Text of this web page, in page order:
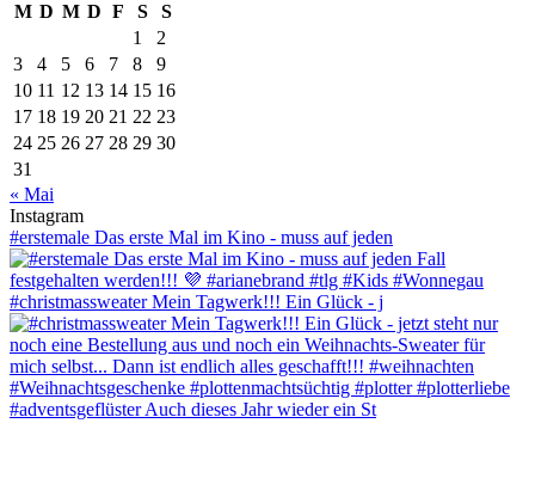
M D M D F S
S
1
2
3
4 5 6 7 8
9
10 11 12 13 14 15 16
17 18 19 20 21 22 23
24 25 26 27 28 29 30
31
« Mai
Instagram
#erstemale Das erste Mal im Kino - muss auf jeden
#christmassweater Mein Tagwerk!!! Ein Glück - j
#adventsgeflüster Auch dieses Jahr wieder ein St